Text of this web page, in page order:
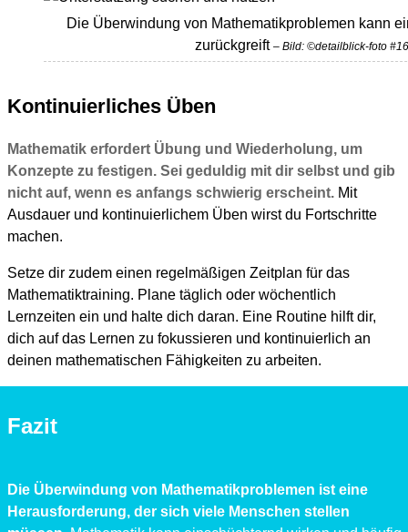
Die Überwindung von Mathematikproblemen kann
zurückgreift – Bild: ©detailblick-foto
Kontinuierliches Üben
Mathematik erfordert Übung und Wiederholung, um
Konzepte zu festigen. Sei geduldig mit dir selbst und gib
nicht auf, wenn es anfangs schwierig erscheint. Mit
Ausdauer und kontinuierlichem Üben wirst du Fortschritte
machen.
Setze dir zudem einen regelmäßigen Zeitplan für das
Mathematiktraining. Plane täglich oder wöchentlich
Lernzeiten ein und halte dich daran. Eine Routine hilft dir,
dich auf das Lernen zu fokussieren und kontinuierlich an
deinen mathematischen Fähigkeiten zu arbeiten.
Fazit
Die Überwindung von Mathematikproblemen ist eine
Herausforderung, der sich viele Menschen stellen